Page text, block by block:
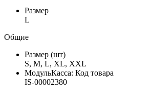
Размер
L
Общие
Размер (шт)
S, M, L, XL, XXL
МодульКасса: Код товара
IS-00002380